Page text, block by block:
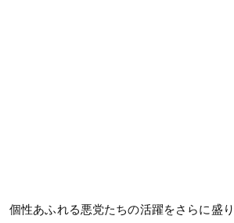
個性あふれる悪党たちの活躍をさらに盛